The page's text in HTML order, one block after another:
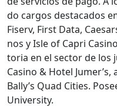
do car­gos desta­ca­dos
Fis­erv, First Data,
nos y Isle of Capri
to­ria en el sec­tor de los
Casi­no & Hotel
Bal­ly’s Quad Cities.
Uni­ver­si­ty.